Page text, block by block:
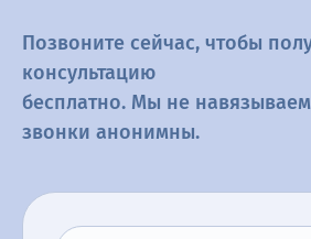
Позвоните сейчас, чтобы
консультацию
бесплатно. Мы не навязываем
звонки анонимны.